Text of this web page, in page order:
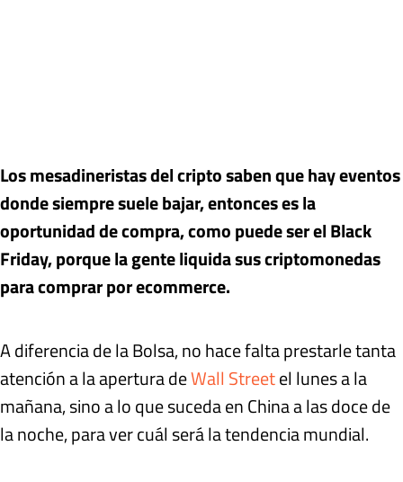
Los mesadineristas del cripto saben que hay eventos
donde siempre suele bajar, entonces es la
oportunidad de compra, como puede ser el Black
Friday, porque la gente liquida sus criptomonedas
para comprar por ecommerce.
A diferencia de la Bolsa, no hace falta prestarle tanta
atención a la apertura deWall Streetel lunes a la
mañana, sino a lo que suceda en China a las doce de
la noche, para ver cuál será la tendencia mundial.